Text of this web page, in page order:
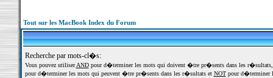
Tout sur les MacBook Index du Forum
Recherche par mots-cl�s:
Vous pouvez utiliserANDpour d�terminer les mots qui doivent �tre pr�sents dans les
pour d�terminer les mots qui peuvent �tre pr�sents dans les r�sultats et NOTpour d�terminer